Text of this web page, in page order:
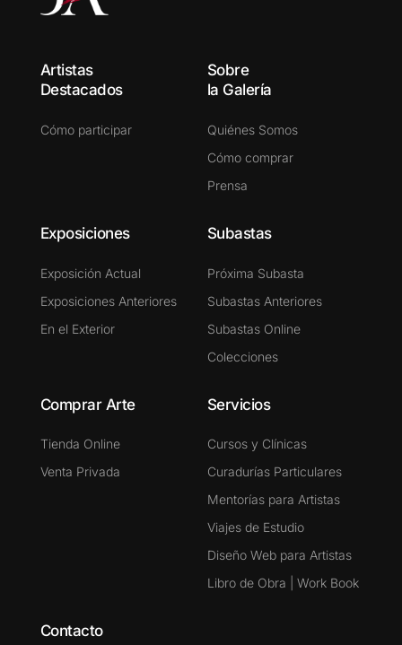
Artistas
Destacados
Cómo participar
Sobre
la Galería
Quiénes Somos
Cómo comprar
Prensa
Exposiciones
Exposición Actual
Exposiciones Anteriores
En el Exterior
Subastas
Próxima Subasta
Subastas Anteriores
Subastas Online
Colecciones
Comprar Arte
Tienda Online
Venta Privada
Servicios
Cursos y Clínicas
Curadurías Particulares
Mentorías para Artistas
Viajes de Estudio
Diseño Web para Artistas
Libro de Obra | Work Book
Contacto